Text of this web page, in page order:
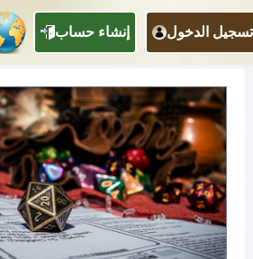
إنشاء حساب تسجيل الدخول